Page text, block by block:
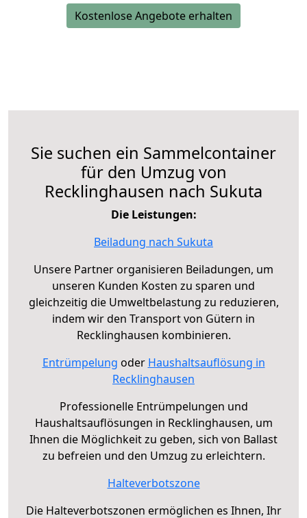
Kostenlose Angebote erhalten
Sie suchen ein Sammelcontainer
für den Umzug von
Recklinghausen nach Sukuta
Die Leistungen:
Beiladung nach Sukuta
Unsere Partner organisieren Beiladungen, um
unseren Kunden Kosten zu sparen und
gleichzeitig die Umweltbelastung zu reduzieren,
indem wir den Transport von Gütern in
Recklinghausen kombinieren.
Entrümpelung oder Haushaltsauflösung in
Recklinghausen
Professionelle Entrümpelungen und
Haushaltsauflösungen in Recklinghausen, um
Ihnen die Möglichkeit zu geben, sich von Ballast
zu befreien und den Umzug zu erleichtern.
Halteverbotszone
Die Halteverbotszonen ermöglichen es Ihnen, Ihr